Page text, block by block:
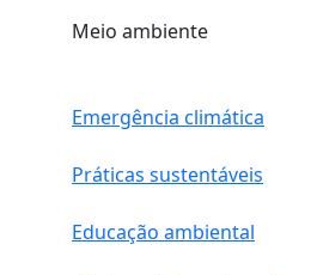
Meio ambiente
Emergência climática
Práticas sustentáveis
Educação ambiental